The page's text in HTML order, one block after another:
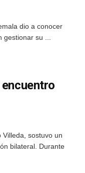
dio a conocer
gestionar su ...
sostuvo un
bilateral. Durante